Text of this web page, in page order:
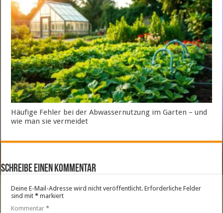
Häufige Fehler bei der Abwassernutzung im Garten – und
wie man sie vermeidet
Schreibe einen Kommentar
Deine E-Mail-Adresse wird nicht veröffentlicht. Erforderliche Felder
sind mit* markiert
Kommentar*